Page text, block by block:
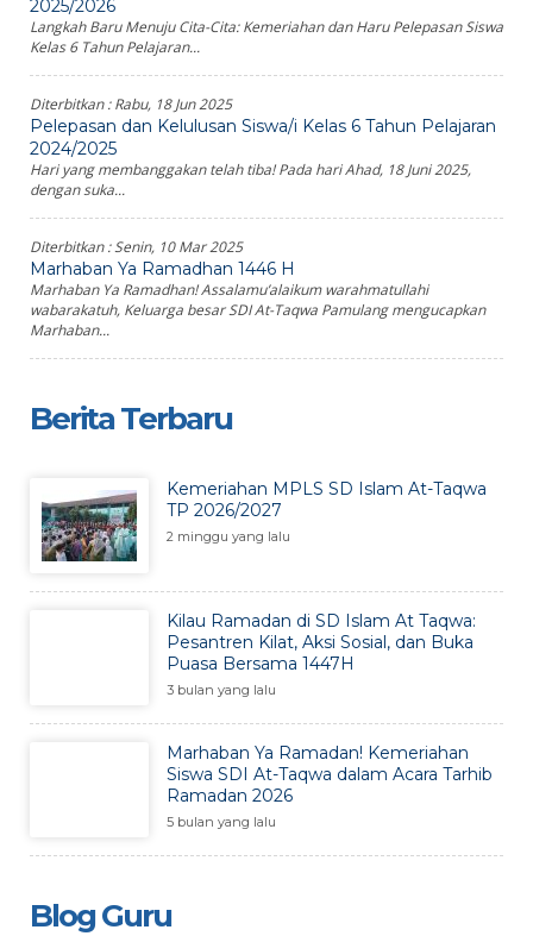
2025/2026
Langkah Baru Menuju Cita-Cita: Kemeriahan dan Haru Pelepasan Siswa
Kelas 6 Tahun Pelajaran...
Diterbitkan :Rabu, 18 Jun 2025
Pelepasan dan Kelulusan Siswa/i Kelas 6 Tahun Pelajaran
2024/2025
Hari yang membanggakan telah tiba! Pada hari Ahad, 18 Juni 2025,
dengan suka...
Diterbitkan :Senin, 10 Mar 2025
Marhaban Ya Ramadhan 1446 H
Marhaban Ya Ramadhan! Assalamu’alaikum warahmatullahi
wabarakatuh, Keluarga besar SDI At-Taqwa Pamulang mengucapkan
Marhaban...
Berita Terbaru
Kemeriahan MPLS SD Islam At-Taqwa
TP 2026/2027
2 minggu yang lalu
Kilau Ramadan di SD Islam At Taqwa:
Pesantren Kilat, Aksi Sosial, dan Buka
Puasa Bersama 1447H
3 bulan yang lalu
Marhaban Ya Ramadan! Kemeriahan
Siswa SDI At-Taqwa dalam Acara Tarhib
Ramadan 2026
5 bulan yang lalu
Blog Guru